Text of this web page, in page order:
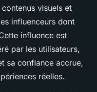
visuels et
influenceurs dont
influence est
par les utilisateurs,
sa confiance accrue,
réelles.